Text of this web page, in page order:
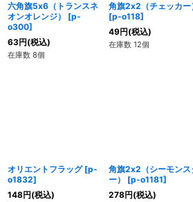
六角旗5x6（トランスネ
オンオレンジ）
[p-
o300]
63円(税込)
在庫数 8個
角旗2x2（チェッカー
[p-o118]
49円(税込)
在庫数 12個
オリエントフラッグ [p-
o1832]
148円(税込)
角旗2x2（シーモンス
ー）
[p-o1181]
278円(税込)